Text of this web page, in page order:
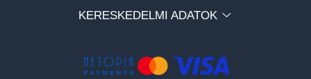
KERESKEDELMI ADATOK